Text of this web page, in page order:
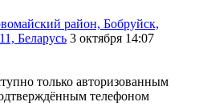
район, Бобруйск,
Беларусь 3 октября 14:07
только авторизованным
телефоном